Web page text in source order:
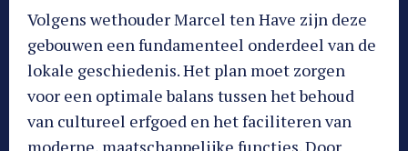
Volgens wethouder Marcel ten Have zijn deze
gebouwen een fundamenteel onderdeel van de
lokale geschiedenis. Het plan moet zorgen
voor een optimale balans tussen het behoud
van cultureel erfgoed en het faciliteren van